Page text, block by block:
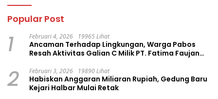
Popular Post
1 Februari 4, 2026 19965 Lihat
Ancaman Terhadap Lingkungan, Warga Pabos
Resah Aktivitas Galian C Milik PT. Fatima Faujan
2 Februari 3, 2026 19890 Lihat
Habiskan Anggaran Miliaran Rupiah, Gedung Baru
Kejari Halbar Mulai Retak